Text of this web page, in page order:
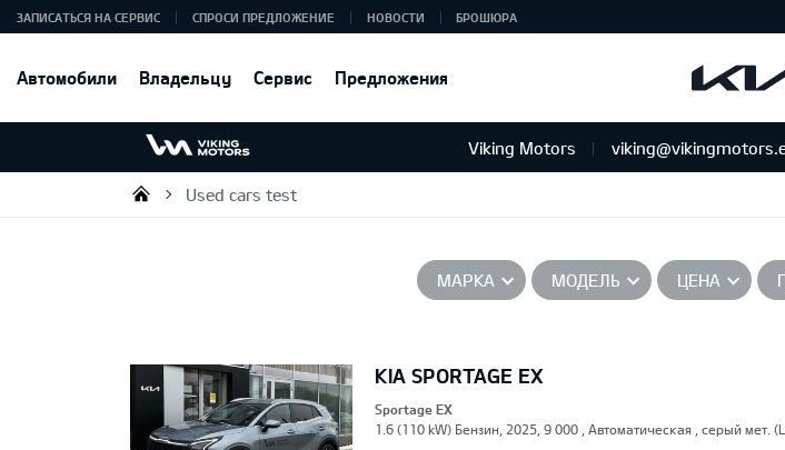
Автомобили Владельцу Сервис Предложения
ЗАПИСАТЬСЯ НА СЕРВИС СПРОСИ ПРЕДЛОЖЕНИЕ НОВОСТИ БРОШЮРА
Viking Motors
Viking Motors - Kia продажа, обслуживание и ремонт
Used cars test
МАРКА МОДЕЛЬ ЦЕНА
KIA SPORTAGE EX
Sportage EX
1.6 (110 kW) Бензин, 2025, 9 000 , Автоматическая , серый мет.